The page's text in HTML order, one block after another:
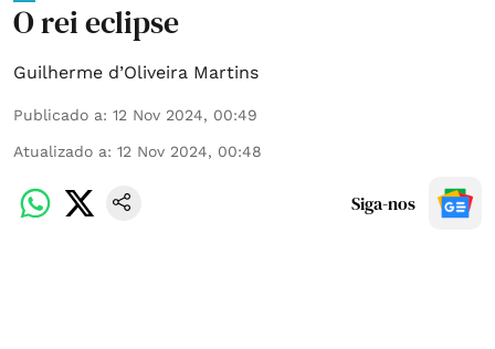
O rei eclipse
Guilherme d’Oliveira Martins
Publicado a: 12 Nov 2024, 00:49
Atualizado a: 12 Nov 2024, 00:48
Siga-nos